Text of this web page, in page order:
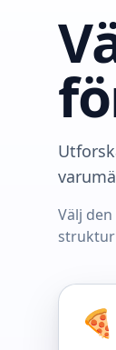
Välj
struktur
🍕